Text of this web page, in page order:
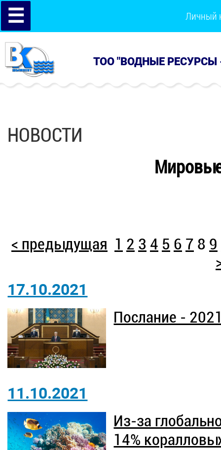
☰ Личный
ТОО "ВОДНЫЕ РЕСУРСЫ
НОВОСТИ
< предыдущая 1 2 3 4 5 6 7 8 9
17.10.2021
Послание -
11.10.2021
Из-за
14%